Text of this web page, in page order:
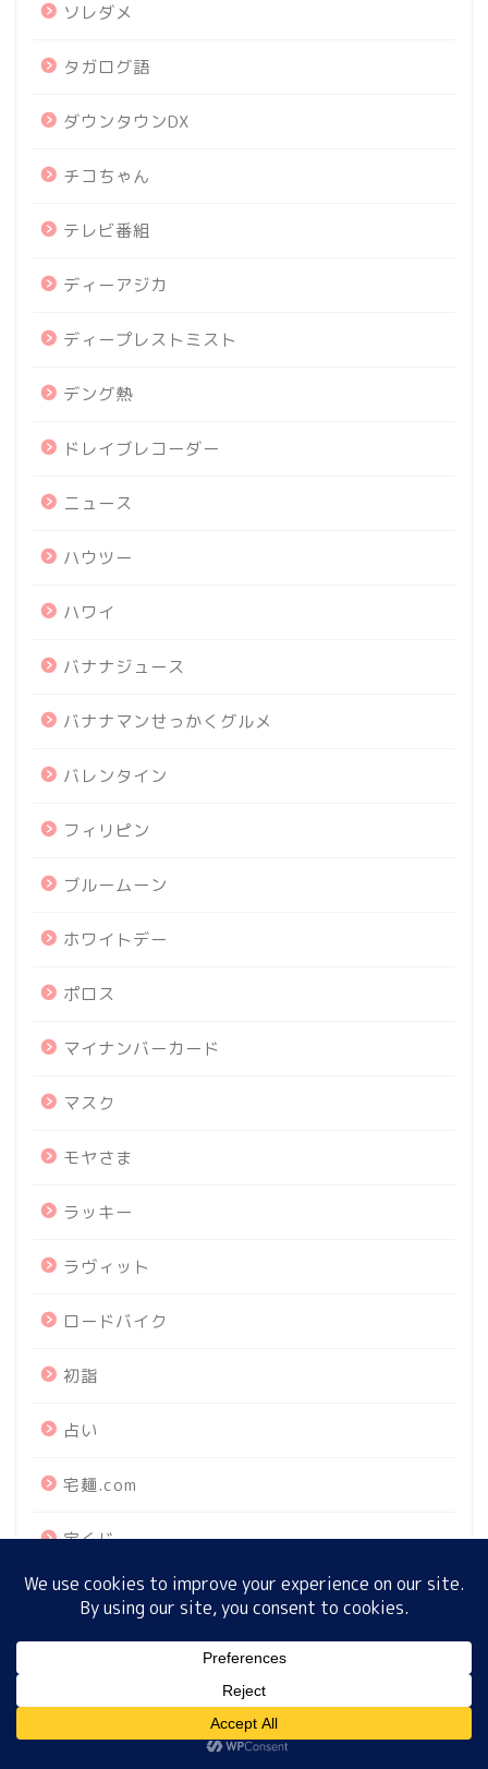
ソレダメ
タガログ語
ダウンタウンDX
チコちゃん
テレビ番組
ディーアジカ
ディープレストミスト
デング熱
ドレイブレコーダー
ニュース
ハウツー
ハワイ
バナナジュース
バナナマンせっかくグルメ
バレンタイン
フィリピン
ブルームーン
ホワイトデー
ポロス
マイナンバーカード
マスク
モヤさま
ラッキー
ラヴィット
ロードバイク
初詣
占い
宅麺.com
宝くじ
布マスク
所さんお届けモノです
教えてもらう前と後
プロフィール サイトマップ